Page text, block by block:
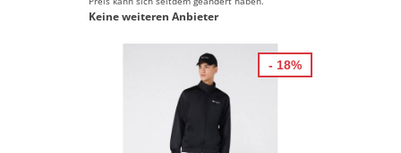
Keine weiteren Anbieter
- 18%